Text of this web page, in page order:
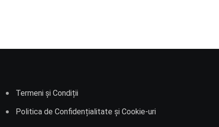
Termeni și Condiții
Politica de Confidențialitate și Cookie-uri